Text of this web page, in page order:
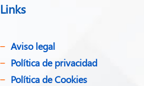
Links
Aviso legal
Política de privacidad​
Política de Cookies